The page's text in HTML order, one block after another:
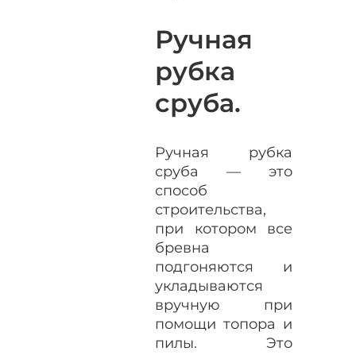
Ручная
рубка
сруба.
Ручная рубка
сруба — это
способ
строительства,
при котором все
бревна
подгоняются и
укладываются
вручную при
помощи топора и
пилы. Это